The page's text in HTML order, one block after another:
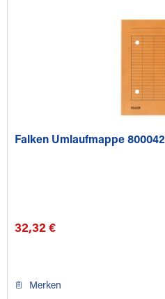
Falken Umlaufmappe
32,32 €
Merken